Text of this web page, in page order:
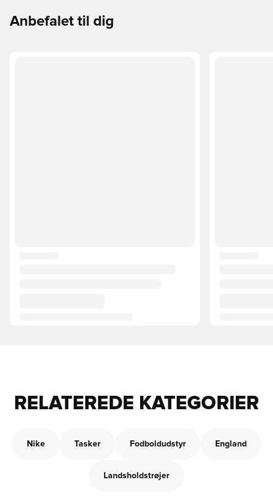
Anbefalet til dig
RELATEREDE KATEGORIER
Nike Tasker Fodboldudstyr England
Landsholdstrøjer